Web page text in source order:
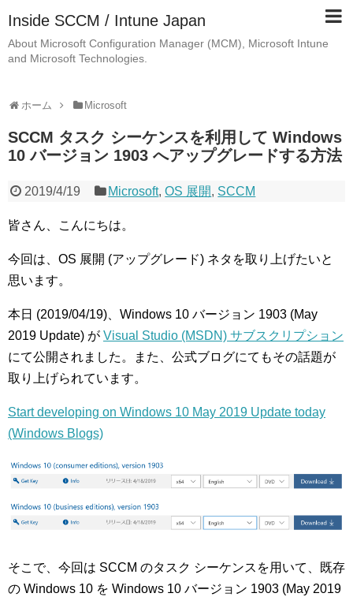
Inside SCCM / Intune Japan
About Microsoft Configuration Manager (MCM), Microsoft Intune
and Microsoft Technologies.
ホーム Microsoft
SCCM タスク シーケンスを利用して Windows
10 バージョン 1903 へアップグレードする方法
2019/4/19 Microsoft,OS 展開, SCCM
皆さん、こんにちは。
今回は、OS 展開 (アップグレード) ネタを取り上げたいと
思います。
本日 (2019/04/19)、Windows 10 バージョン 1903 (May
2019 Update) が Visual Studio (MSDN) サブスクリプション
にて公開されました。また、公式ブログにてもその話題が
取り上げられています。
Start developing on Windows 10 May 2019 Update today
(Windows Blogs)
そこで、今回は SCCM のタスク シーケンスを用いて、既存
の Windows 10 を Windows 10 バージョン 1903 (May 2019